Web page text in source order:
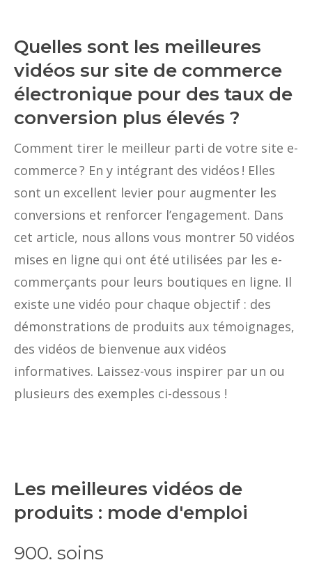
Quelles sont les meilleures
vidéos sur site de commerce
électronique pour des taux de
conversion plus élevés ?
Comment tirer le meilleur parti de votre site e-
commerce ? En y intégrant des vidéos ! Elles
sont un excellent levier pour augmenter les
conversions et renforcer l’engagement. Dans
cet article, nous allons vous montrer 50 vidéos
mises en ligne qui ont été utilisées par les e-
commerçants pour leurs boutiques en ligne. Il
existe une vidéo pour chaque objectif : des
démonstrations de produits aux témoignages,
des vidéos de bienvenue aux vidéos
informatives. Laissez-vous inspirer par un ou
plusieurs des exemples ci-dessous !
Les meilleures vidéos de
produits : mode d'emploi
900. soins